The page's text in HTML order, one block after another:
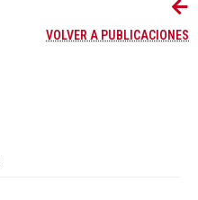
VOLVER A PUBLICACIONES